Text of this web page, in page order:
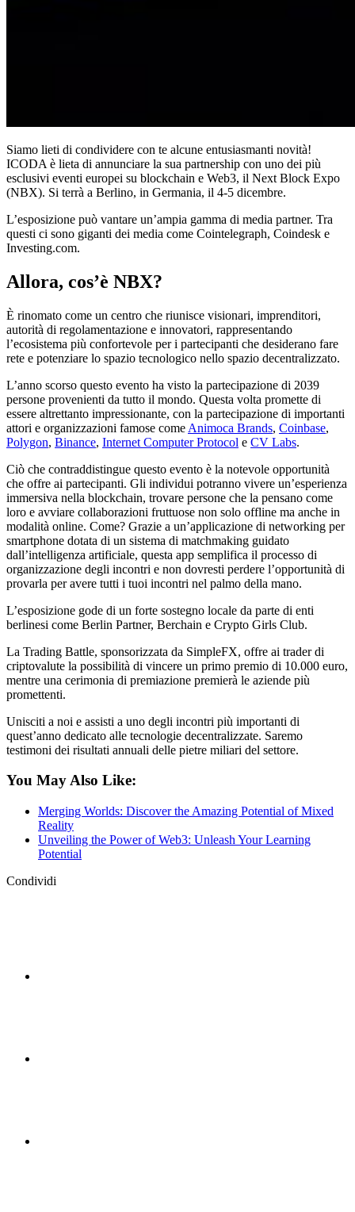
Siamo lieti di condividere con te alcune entusiasmanti novità!
ICODA è lieta di annunciare la sua partnership con uno dei più
esclusivi eventi europei su blockchain e Web3, il Next Block Expo
(NBX). Si terrà a Berlino, in Germania, il 4-5 dicembre.
L’esposizione può vantare un’ampia gamma di media partner. Tra
questi ci sono giganti dei media come Cointelegraph, Coindesk e
Investing.com.
Allora, cos’è NBX?
È rinomato come un centro che riunisce visionari, imprenditori,
autorità di regolamentazione e innovatori, rappresentando
l’ecosistema più confortevole per i partecipanti che desiderano fare
rete e potenziare lo spazio tecnologico nello spazio decentralizzato.
L’anno scorso questo evento ha visto la partecipazione di 2039
persone provenienti da tutto il mondo. Questa volta promette di
essere altrettanto impressionante, con la partecipazione di importanti
attori e organizzazioni famose come Animoca Brands, Coinbase,
Polygon, Binance, Internet Computer Protocol e CV Labs.
Ciò che contraddistingue questo evento è la notevole opportunità
che offre ai partecipanti. Gli individui potranno vivere un’esperienza
immersiva nella blockchain, trovare persone che la pensano come
loro e avviare collaborazioni fruttuose non solo offline ma anche in
modalità online. Come? Grazie a un’applicazione di networking per
smartphone dotata di un sistema di matchmaking guidato
dall’intelligenza artificiale, questa app semplifica il processo di
organizzazione degli incontri e non dovresti perdere l’opportunità di
provarla per avere tutti i tuoi incontri nel palmo della mano.
L’esposizione gode di un forte sostegno locale da parte di enti
berlinesi come Berlin Partner, Berchain e Crypto Girls Club.
La Trading Battle, sponsorizzata da SimpleFX, offre ai trader di
criptovalute la possibilità di vincere un primo premio di 10.000 euro,
mentre una cerimonia di premiazione premierà le aziende più
promettenti.
Unisciti a noi e assisti a uno degli incontri più importanti di
quest’anno dedicato alle tecnologie decentralizzate. Saremo
testimoni dei risultati annuali delle pietre miliari del settore.
You May Also Like:
Merging Worlds: Discover the Amazing Potential of Mixed
Reality
Unveiling the Power of Web3: Unleash Your Learning
Potential
Condividi